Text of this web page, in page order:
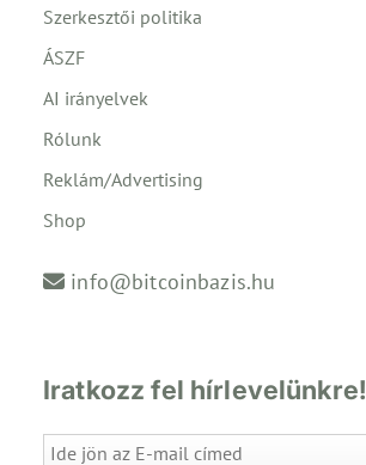
Szerkesztői politika
ÁSZF
AI irányelvek
Rólunk
Reklám/Advertising
Shop
info@bitcoinbazis.hu
Iratkozz fel hírlevelünkre!